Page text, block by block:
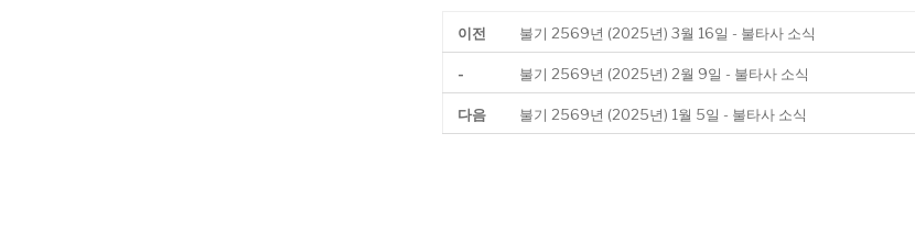
이전 불기 2569년 (2025년) 3월 16일 - 불타사 소식
- 불기 2569년 (2025년) 2월 9일 - 불타사 소식
다음 불기 2569년 (2025년) 1월 5일 - 불타사 소식